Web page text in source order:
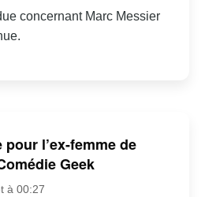
concernant Marc Messier
l’ex-femme de
Geek
à 00:27